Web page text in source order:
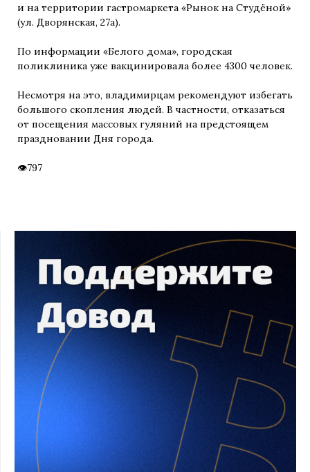
и на территории гастромаркета «Рынок на Студёной»
(ул. Дворянская, 27а).
По информации «Белого дома», городская
поликлиника уже вакцинировала более 4300 человек.
Несмотря на это, владимирцам рекомендуют избегать
большого скопления людей. В частности, отказаться
от посещения массовых гуляний на предстоящем
праздновании Дня города.
797